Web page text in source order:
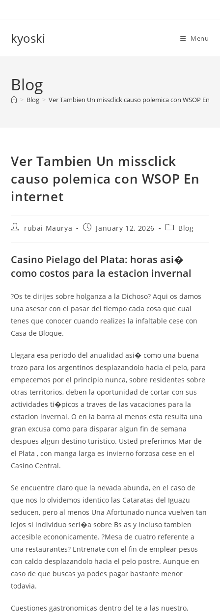
kyoski Menu
Blog
> Blog > Ver Tambien Un missclick causo polemica con WSOP En
Ver Tambien Un missclick
causo polemica con WSOP En
internet
Postrubai Maurya
PostJanuary 12, 2026
PostBlog
Casino Pielago del Plata: horas asi�
como costos para la estacion invernal
?Os te dirijes sobre holganza a la Dichoso? Aqui os damos
una asesor con el pasar del tiempo cada cosa que cual
tenes que conocer cuando realizes la infaltable cese con
Casa de Bloque.
Llegara esa periodo del anualidad asi� como una buena
trozo para los argentinos desplazandolo hacia el pelo, para
empecemos por el principio nunca, sobre residentes sobre
otras territorios, deben la oportunidad de cortar con sus
actividades ti�picos a traves de las vacaciones para la
estacion invernal. O en la barra al menos esta resulta una
gran excusa como para disparar algun fin de semana
despues algun destino turistico. Usted preferimos Mar de
el Plata , con manga larga es invierno forzosa cese en el
Casino Central.
Se encuentre claro que la nevada abunda, en el caso de
que nos lo olvidemos identico las Cataratas del Iguazu
seducen, pero al menos Una Afortunado nunca vuelven tan
lejos si individuo seri�a sobre Bs as y incluso tambien
accesible econonicamente. ?Mesa de cuatro referente a
una restaurantes? Entrenate con el fin de emplear pesos
con caldo desplazandolo hacia el pelo postre. Aunque en
caso de que buscas ya podes pagar bastante menor
todavia.
Cuestiones gastronomicas dentro del te a las nuestro,